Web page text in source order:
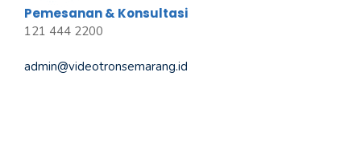
Pemesanan & Konsultasi
121 444 2200
admin@videotronsemarang.id